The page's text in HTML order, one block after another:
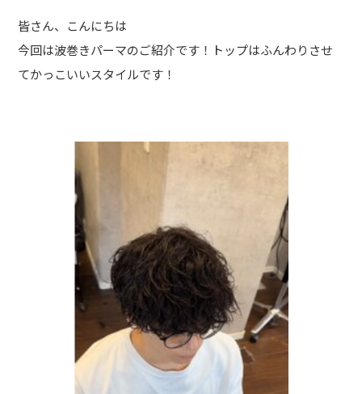
皆さん、こんにちは
今回は波巻きパーマのご紹介です！トップはふんわりさせ
てかっこいいスタイルです！